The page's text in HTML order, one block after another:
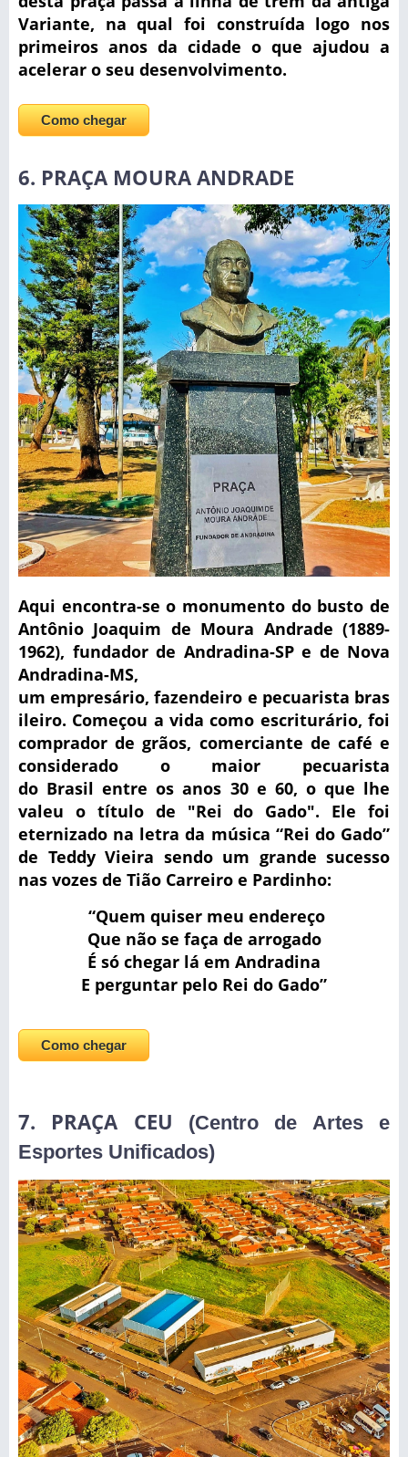
Variante, na qual foi construída logo nos
primeiros anos da cidade o que ajudou a
acelerar o seu desenvolvimento.
Como chegar
6. PRAÇA MOURA ANDRADE
Aqui encontra-se o monumento do busto de
Antônio Joaquim de Moura Andrade (1889-
1962), fundador de Andradina-SP e de Nova
Andradina-MS,
umempresário,fazendeiro e pecuarista bras
ileiro. Começou a vida como escriturário, foi
comprador de grãos, comerciante de café e
considerado o maior pecuarista
do Brasil entre osanos 30e 60, o que lhe
valeu o título de "Rei do Gado". Ele foi
eternizado na letra da música “Rei do Gado”
de Teddy Vieira sendo um grande sucesso
nas vozes de Tião Carreiro e Pardinho:
“Quem quiser meu endereço
Que não se faça de arrogado
É só chegar lá em Andradina
E perguntar pelo Rei do Gado”
Como chegar
7. PRAÇA CEU
(Centro de Artes e
Esportes Unificados)